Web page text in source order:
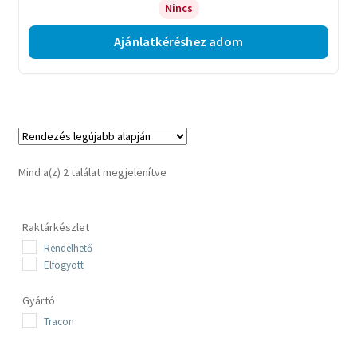
Nincs
Ajánlatkéréshez adom
Mind a(z) 2 találat megjelenítveSorted
Raktárkészlet
Rendelhető
Elfogyott
Gyártó
Tracon